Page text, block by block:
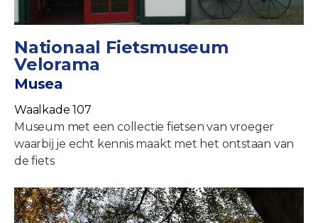
Nationaal Fietsmuseum
Velorama
Musea
Waalkade 107
Museum met een collectie fietsen van vroeger
waarbij je echt kennis maakt met het ontstaan van
de fiets